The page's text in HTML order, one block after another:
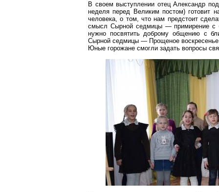
В своем выступлении отец Александр
неделя перед Великим постом) готовит
человека, о том, что нам предстоит
смысл Сырной седмицы — примирение с
нужно посвятить доброму общению с
Сырной седмицы — Прощеное
Юные горожане смогли задать вопросы